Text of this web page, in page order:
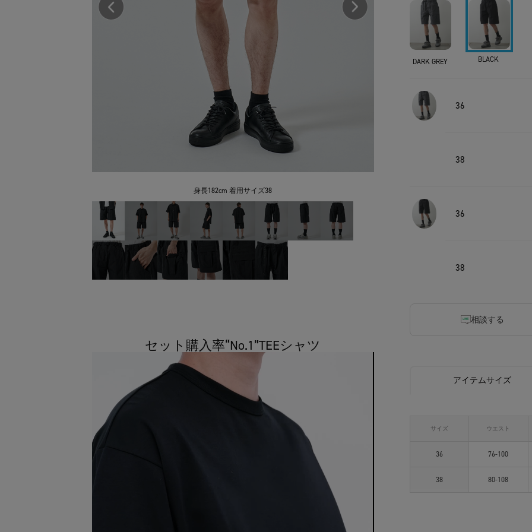
身長182cm 着用サイズ38
セット購入率“No.1”TEEシャツ
DARK GREY BLACK
36
38
36
38
相談する
アイテムサイズ
サイズ ウエスト
36 76-100
38 80-108